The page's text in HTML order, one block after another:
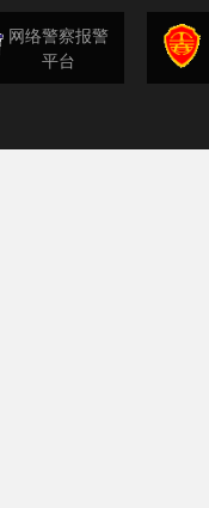
网络警察报警
平台